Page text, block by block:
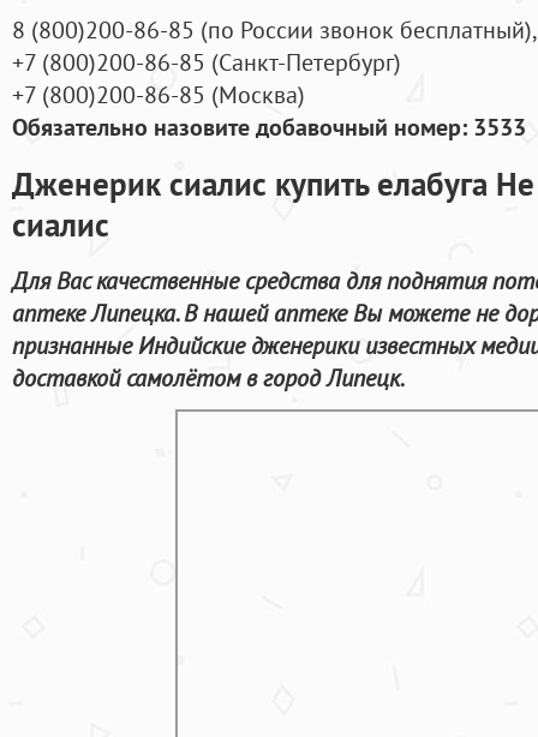
8 (800)200-86-85 (по России звонок бесплатный),
+7 (800)200-86-85 (Санкт-Петербург)
+7 (800)200-86-85 (Москва)
Обязательно назовите добавочный номер: 3533
Дженерик сиалис купить елабуга
сиалис
Для Вас качественные средства для поднятия
аптеке Липецка. В нашей аптеке Вы можете не
признанные Индийские дженерики известных
доставкой самолётом в город Липецк.